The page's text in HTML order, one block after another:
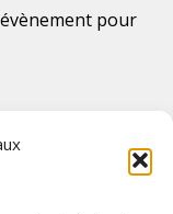
pour